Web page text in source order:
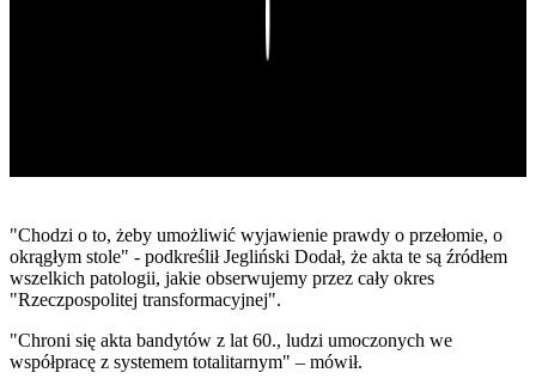
"Chodzi o to, żeby umożliwić wyjawienie prawdy o przełomie, o
okrągłym stole" - podkreślił Jegliński Dodał, że akta te są źródłem
wszelkich patologii, jakie obserwujemy przez cały okres
"Rzeczpospolitej transformacyjnej".
"Chroni się akta bandytów z lat 60., ludzi umoczonych we
współpracę z systemem totalitarnym" – mówił.